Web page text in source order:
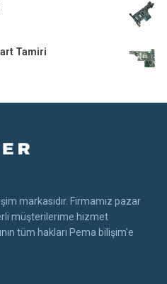
Tamiri
markasıdır. Firmamız pazar
müşterilerime hizmet
tüm hakları Pema bilişim'e